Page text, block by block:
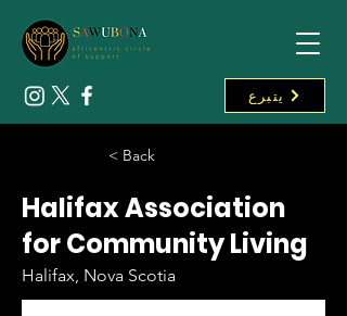
يتبرع
< Back
Halifax Association
for Community Living
Halifax, Nova Scotia